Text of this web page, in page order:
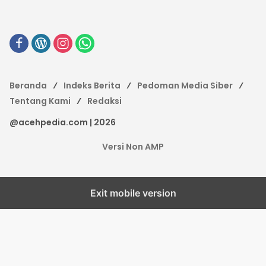
Beranda Indeks Berita
Pedoman Media Siber
Tentang Kami
Redaksi
@acehpedia.com | 2026
Versi Non AMP
Exit mobile version